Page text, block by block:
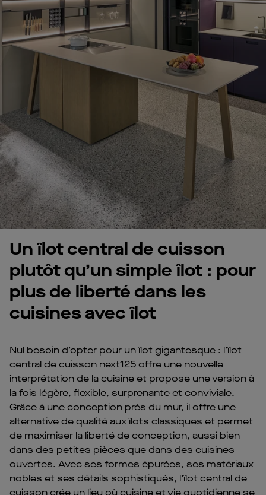
Un îlot central de cuisson
plutôt qu’un simple îlot : pour
plus de liberté dans les
cuisines avec îlot
Nul besoin d’opter pour un îlot gigantesque : l’îlot
central de cuisson next125 offre une nouvelle
interprétation de la cuisine et propose une version à
la fois légère, flexible, surprenante et conviviale.
Grâce à une conception près du mur, il offre une
alternative de qualité aux îlots classiques et permet
de maximiser la liberté de conception, aussi bien
dans des petites pièces que dans des cuisines
ouvertes. Avec ses formes épurées, ses matériaux
nobles et ses détails sophistiqués, l’îlot central de
cuisson crée un lieu où cuisine et vie quotidienne se